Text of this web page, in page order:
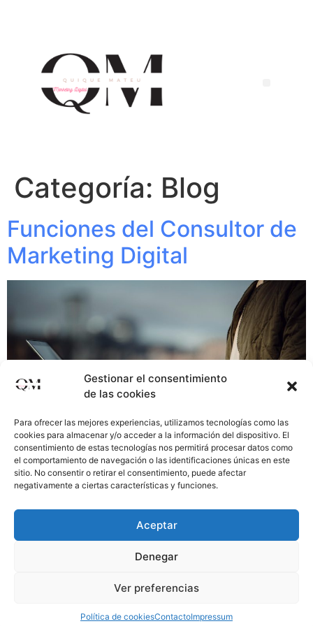
Gestionar el consentimiento
de las cookies
Para ofrecer las mejores experiencias, utilizamos tecnologías como las
cookies para almacenar y/o acceder a la información del dispositivo. El
consentimiento de estas tecnologías nos permitirá procesar datos como
el comportamiento de navegación o las identificaciones únicas en este
sitio. No consentir o retirar el consentimiento, puede afectar
negativamente a ciertas características y funciones.
Aceptar
Denegar
Ver preferencias
Política de cookiesContactoImpressum
Categoría: Blog
Funciones del Consultor de
Marketing Digital
Un Consultor de Marketing Digital te ayudará en que tu
proyecto tenga muchas más posibilidades de éxito, ya
que estará todo el tiempo creando, desarrollando y
realizando las acciones para que tu empresa llegue a
los más alto. Continúa leyendo para descubrir las
¿HABLAMOS? Análisis e investigación: Realizar un […]